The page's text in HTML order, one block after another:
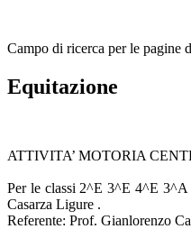
Campo di ricerca per le pagine
Equitazione
ATTIVITA’ MOTORIA
Per le classi 2^E 3^E 4^E 3^A
Casarza Ligure .
Referente: Prof. Gianlorenzo